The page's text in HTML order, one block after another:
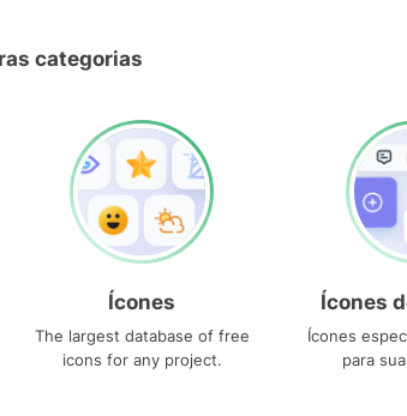
categorias
Ícones
The largest database of free
icons for any project.
Ícones
Ícones
para